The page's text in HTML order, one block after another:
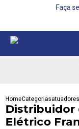
Faça
HomeCategoriasatuadores
Distribuidor
Elétrico